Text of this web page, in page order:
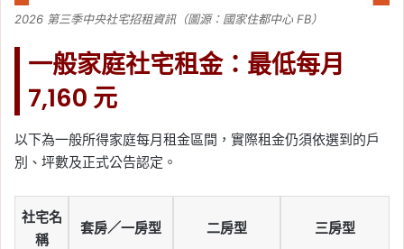
2026 第三季中央社宅招租資訊（圖源：國家住都中心 FB）
一般家庭社宅租金：最低每月
7,160 元
以下為一般所得家庭每月租金區間，實際租金仍須依選到的戶
別、坪數及正式公告認定。
社宅名
稱
套房／一房型 二房型 三房型